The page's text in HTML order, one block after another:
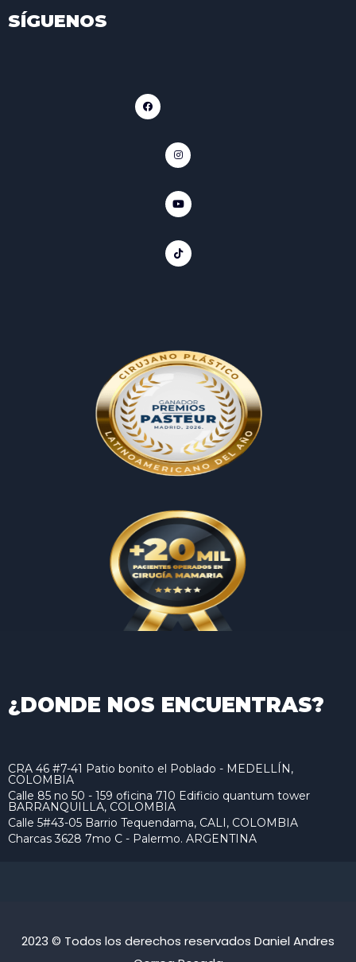
SÍGUENOS
¿DONDE NOS ENCUENTRAS?
CRA 46 #7-41 Patio bonito el Poblado - MEDELLÍN,
COLOMBIA
Calle 85 no 50 - 159 oficina 710 Edificio quantum tower
BARRANQUILLA, COLOMBIA
Calle 5#43-05 Barrio Tequendama, CALI, COLOMBIA
Charcas 3628 7mo C - Palermo. ARGENTINA
2023 © Todos los derechos reservados Daniel Andres